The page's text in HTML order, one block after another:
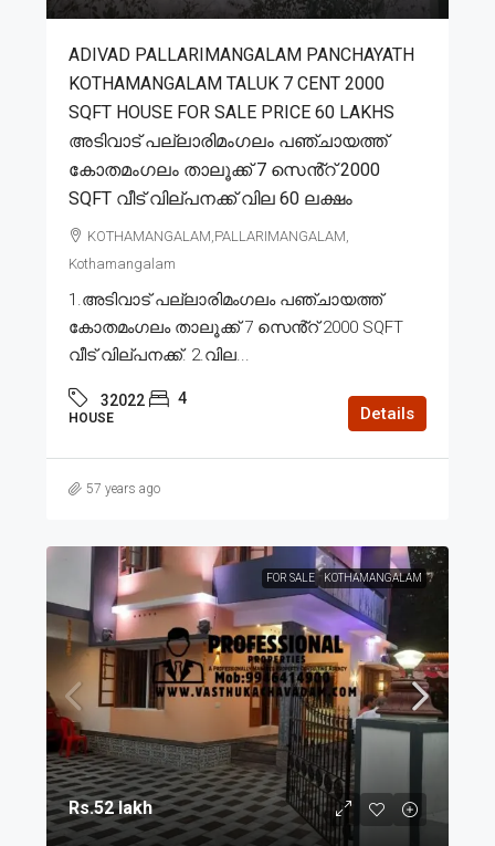
ADIVAD PALLARIMANGALAM PANCHAYATH
KOTHAMANGALAM TALUK 7 CENT 2000
SQFT HOUSE FOR SALE PRICE 60 LAKHS
അടിവാട് പല്ലാരിമംഗലം പഞ്ചായത്ത്
കോതമംഗലം താലൂക്ക് 7 സെൻ്റ് 2000
SQFT വീട് വില്പനക്ക് വില 60 ലക്ഷം
KOTHAMANGALAM,PALLARIMANGALAM,
Kothamangalam
1.അടിവാട് പല്ലാരിമംഗലം പഞ്ചായത്ത്
കോതമംഗലം താലൂക്ക് 7 സെൻ്റ് 2000 SQFT
വീട് വില്പനക്ക്. 2.വില...
32022 4
HOUSE Details
57 years ago
FOR SALE KOTHAMANGALAM
Rs.52 lakh